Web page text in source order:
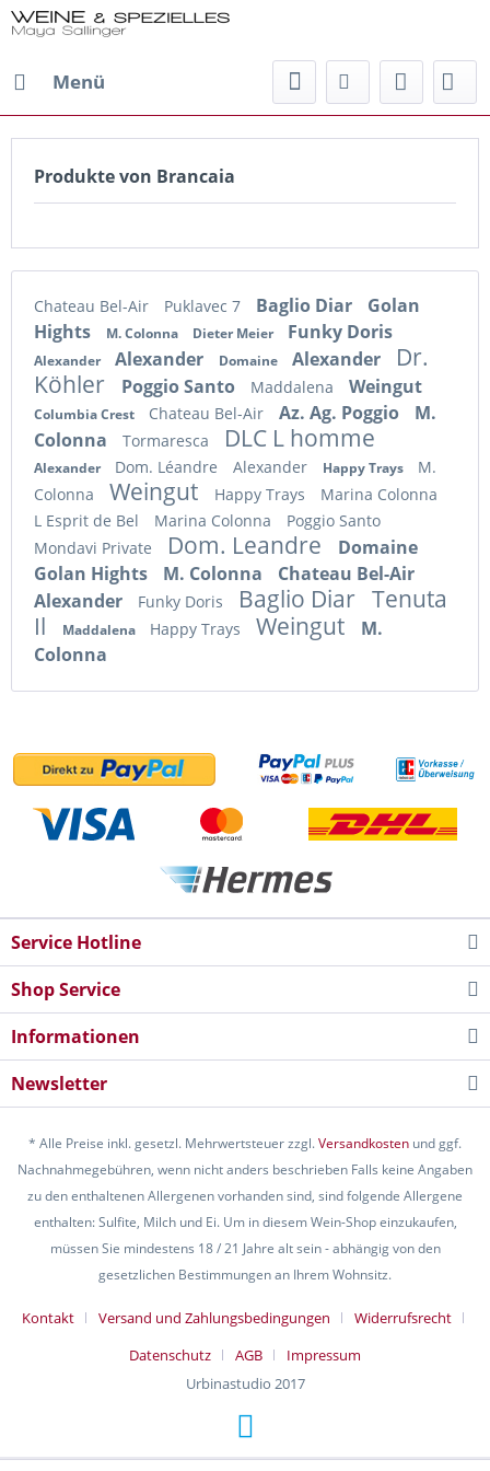
Menü
Produkte von Brancaia
Chateau Bel-Air Puklavec 7 Baglio Diar
Golan
Hights
M. Colonna Dieter Meier Funky Doris
Alexander Alexander Domaine Alexander
Dr.
Köhler
Poggio Santo Maddalena Weingut
Columbia Crest Chateau Bel-Air Az. Ag. Poggio
M.
Colonna
Tormaresca DLC L homme
Alexander Dom. Léandre Alexander Happy Trays
M.
Colonna
Weingut Happy Trays
Marina Colonna
L Esprit de Bel
Marina Colonna
Poggio Santo
Mondavi Private
Dom. Leandre
Domaine
Golan Hights
M. Colonna
Chateau Bel-Air
Alexander
Funky Doris Baglio Diar Tenuta
Il
Maddalena Happy Trays Weingut
M.
Colonna
Service Hotline
Shop Service
Informationen
Newsletter
* Alle Preise inkl. gesetzl. Mehrwertsteuer zzgl.Versandkosten und ggf.
Nachnahmegebühren, wenn nicht anders beschrieben Falls keine Angaben
zu den enthaltenen Allergenen vorhanden sind, sind folgende Allergene
enthalten: Sulfite, Milch und Ei. Um in diesem Wein-Shop einzukaufen,
müssen Sie mindestens 18 / 21 Jahre alt sein - abhängig von den
gesetzlichen Bestimmungen an Ihrem Wohnsitz.
Kontakt Versand und Zahlungsbedingungen
Widerrufsrecht
Datenschutz
AGB
Impressum
Urbinastudio 2017